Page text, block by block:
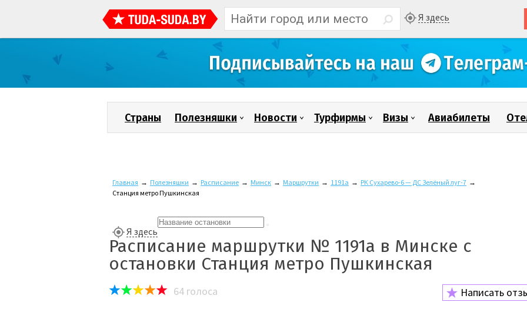
Я здесь
Страны Полезняшки Новости Турфирмы Визы Авиабилеты
Главная → Полезняшки → Расписание → Минск → Маршрутки → 1191а → РК Сухарево-6 — ДС Зелёный луг-7 →
Станция метро Пушкинская
Я здесь
Расписание маршрутки № 1191а в Минске с
остановки Станция метро Пушкинская
64 голоса Написать